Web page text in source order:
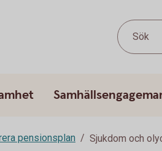
Sök
pensionsplan Sjukdom och